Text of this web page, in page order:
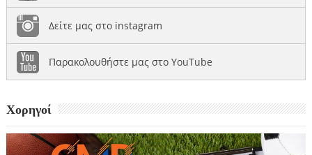
Δείτε μας στο instagram
Παρακολουθήστε μας στο YouTube
Χορηγοί